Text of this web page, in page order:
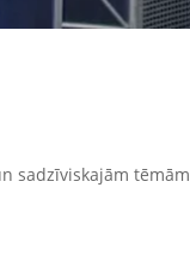
sadzīviskajām tēmām